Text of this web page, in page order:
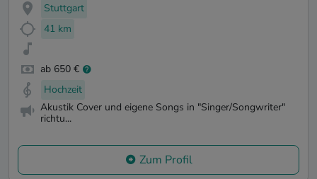
Stuttgart
41 km
ab 650 €
Hochzeit
Akustik Cover und eigene Songs in "Singer/Songwriter"
richtu...
Zum Profil